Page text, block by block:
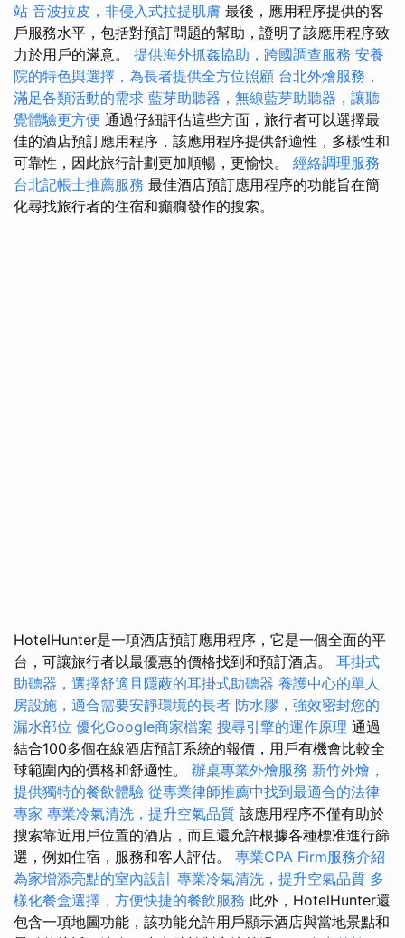
站 音波拉皮，非侵入式拉提肌膚 最後，應用程序提供的客
戶服務水平，包括對預訂問題的幫助，證明了該應用程序致
力於用戶的滿意。 提供海外抓姦協助，跨國調查服務 安養
院的特色與選擇，為長者提供全方位照顧 台北外燴服務，
滿足各類活動的需求 藍芽助聽器，無線藍芽助聽器，讓聽
覺體驗更方便 通過仔細評估這些方面，旅行者可以選擇最
佳的酒店預訂應用程序，該應用程序提供舒適性，多樣性和
可靠性，因此旅行計劃更加順暢，更愉快。 經絡調理服務
台北記帳士推薦服務 最佳酒店預訂應用程序的功能旨在簡
化尋找旅行者的住宿和癲癇發作的搜索。
HotelHunter是一項酒店預訂應用程序，它是一個全面的平
台，可讓旅行者以最優惠的價格找到和預訂酒店。 耳掛式
助聽器，選擇舒適且隱蔽的耳掛式助聽器 養護中心的單人
房設施，適合需要安靜環境的長者 防水膠，強效密封您的
漏水部位 優化Google商家檔案 搜尋引擎的運作原理 通過
結合100多個在線酒店預訂系統的報價，用戶有機會比較全
球範圍內的價格和舒適性。 辦桌專業外燴服務 新竹外燴，
提供獨特的餐飲體驗 從專業律師推薦中找到最適合的法律
專家 專業冷氣清洗，提升空氣品質 該應用程序不僅有助於
搜索靠近用戶位置的酒店，而且還允許根據各種標准進行篩
選，例如住宿，服務和客人評估。 專業CPA Firm服務介紹
為家增添亮點的室內設計 專業冷氣清洗，提升空氣品質 多
樣化餐盒選擇，方便快捷的餐飲服務 此外，HotelHunter還
包含一項地圖功能，該功能允許用戶顯示酒店與當地景點和